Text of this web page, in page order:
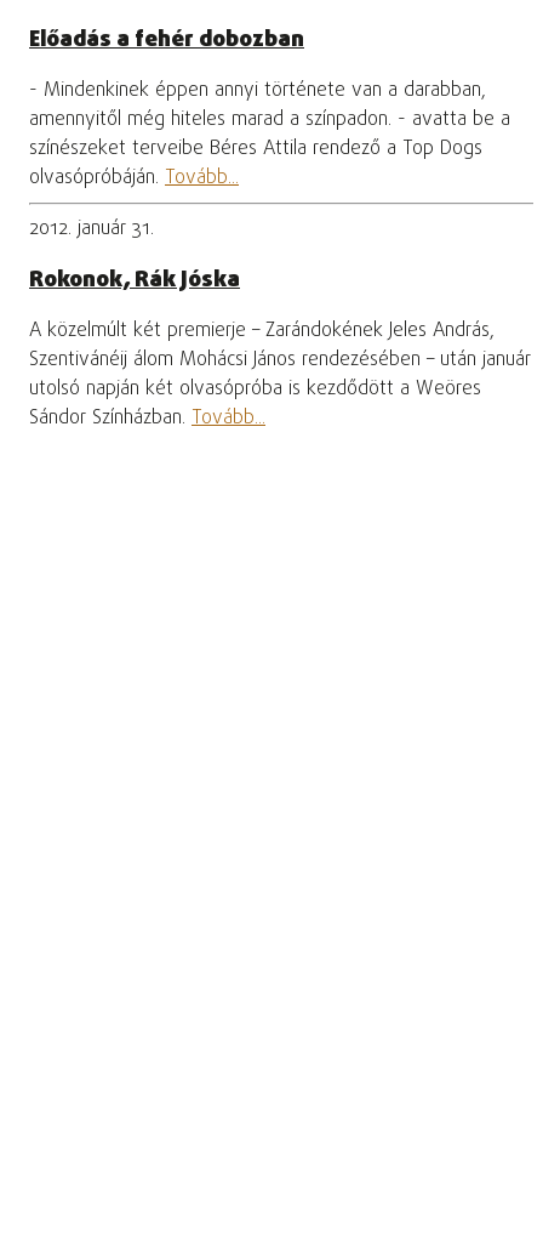
Előadás a fehér dobozban
- Mindenkinek éppen annyi története van a darabban,
amennyitől még hiteles marad a színpadon. - avatta be a
színészeket terveibe Béres Attila rendező a Top Dogs
olvasópróbáján. Tovább...
2012. január 31.
Rokonok, Rák Jóska
A közelmúlt két premierje – Zarándokének Jeles András,
Szentivánéij álom Mohácsi János rendezésében – után január
utolsó napján két olvasópróba is kezdődött a Weöres
Sándor Színházban. Tovább...